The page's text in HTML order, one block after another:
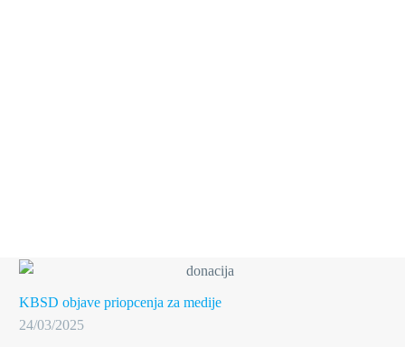
KBSD objave priopcenja za medije
24/03/2025